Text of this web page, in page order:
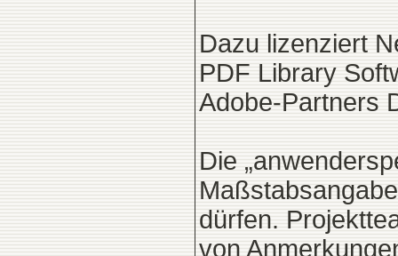
Dazu lizenziert
PDF Library
Adobe-Partners
Die
dürfen.
von